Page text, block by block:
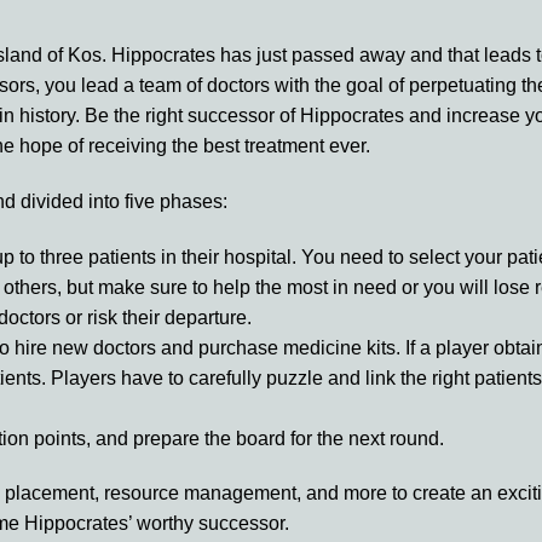
of Kos. Hippocrates has just passed away and that leads
you lead a team of doctors with the goal of perpetuating
history. Be the right successor of Hippocrates and increase
hope of receiving the best treatment ever.
divided into five phases:
three patients in their hospital. You need to select your
but make sure to help the most in need or you will lose
or risk their departure.
new doctors and purchase medicine kits. If a player
Players have to carefully puzzle and link the right
points, and prepare the board for the next round.
resource management, and more to create an
Hippocrates’ worthy successor.